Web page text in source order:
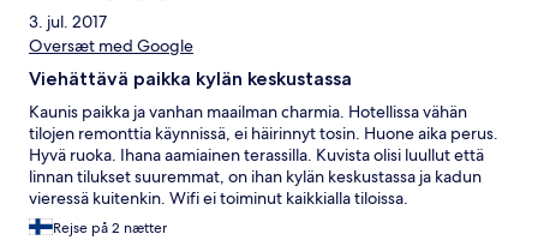
3. jul. 2017
Oversæt med Google
Viehättävä paikka kylän keskustassa
Kaunis paikka ja vanhan maailman charmia. Hotellissa vähän
tilojen remonttia käynnissä, ei häirinnyt tosin. Huone aika perus.
Hyvä ruoka. Ihana aamiainen terassilla. Kuvista olisi luullut että
linnan tilukset suuremmat, on ihan kylän keskustassa ja kadun
vieressä kuitenkin. Wifi ei toiminut kaikkialla tiloissa.
Rejse på 2 nætter